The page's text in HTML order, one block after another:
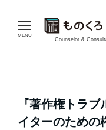
MENU
Counselor &
『著作権トラ
イターのための